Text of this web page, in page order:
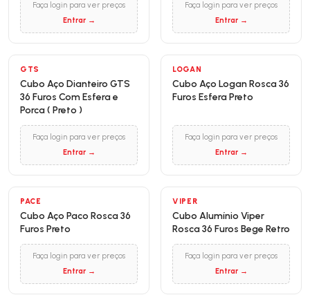
Faça login para ver preços
Entrar →
Faça login para ver preços
Entrar →
GTS
Cubo Aço Dianteiro GTS
36 Furos Com Esfera e
Porca ( Preto )
Faça login para ver preços
Entrar →
LOGAN
Cubo Aço Logan Rosca 36
Furos Esfera Preto
Faça login para ver preços
Entrar →
PACE
Cubo Aço Paco Rosca 36
Furos Preto
Faça login para ver preços
Entrar →
VIPER
Cubo Alumínio Viper
Rosca 36 Furos Bege Retro
Faça login para ver preços
Entrar →